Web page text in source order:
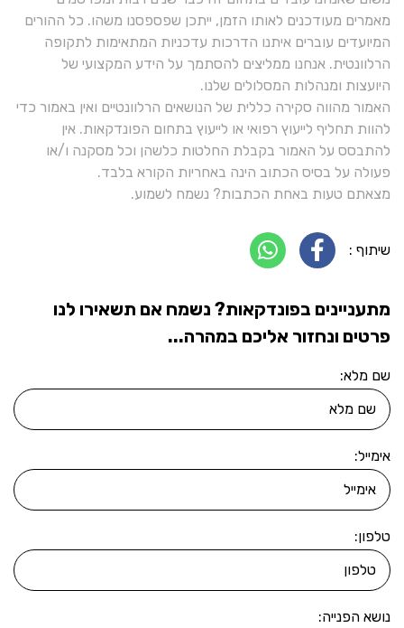
מאמרים מעודכנים לאותו הזמן, ייתכן שפספסנו משהו. כל ההורים
המיועדים עוברים איתנו הדרכות עדכניות המתאימות לתקופה
הרלוונטית. אנחנו ממליצים להסתמך על הידע המקצועי של
היועצות ומנהלות המסלולים שלנו.
האמור מהווה סקירה כללית של הנושאים הרלוונטיים ואין באמור כדי
להוות תחליף לייעוץ רפואי או לייעוץ בתחום הפונדקאות. אין
להתבסס על האמור בקבלת החלטות כלשהן וכל מסקנה ו/או
פעולה על בסיס הכתוב הינה באחריות הקורא בלבד.
מצאתם טעות באחת הכתבות? נשמח לשמוע.
שיתוף :
מתעניינים בפונדקאות? נשמח אם תשאירו לנו
פרטים ונחזור אליכם במהרה...
שם מלא:
אימייל:
טלפון:
נושא הפנייה: